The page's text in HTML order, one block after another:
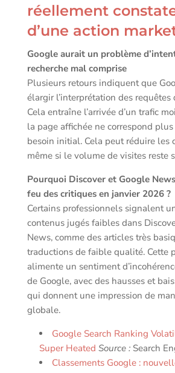
réellement
d’une action
Google aurait un problème
recherche mal comprise
Plusieurs retours indiquent que
élargir l’interprétation des requêtes
Cela entraîne l’arrivée d’un trafic
la page affichée ne correspond
besoin initial. Cela peut réduire les
même si le volume de visites reste
Pourquoi Discover et Google
feu des critiques en janvier 2026 ?
Certains professionnels signalent
contenus jugés faibles dans
News, comme des articles très
traductions de faible qualité. Cette
alimente un sentiment
de Google, avec des hausses et
qui donnent une impression de
globale.
Google Search Ranking
Super Heated Source :Search
Classements Google :